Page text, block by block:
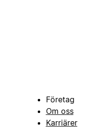
Företag
Om oss
Karriärer